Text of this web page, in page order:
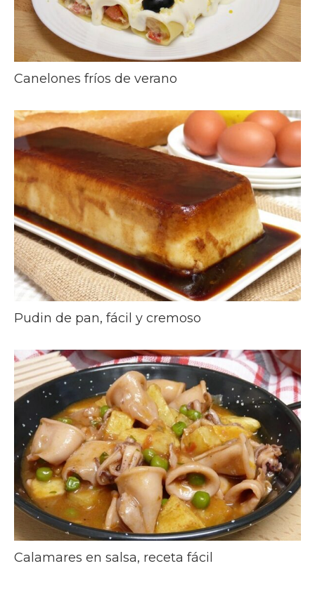
Canelones fríos de verano
Pudin de pan, fácil y cremoso
Calamares en salsa, receta fácil